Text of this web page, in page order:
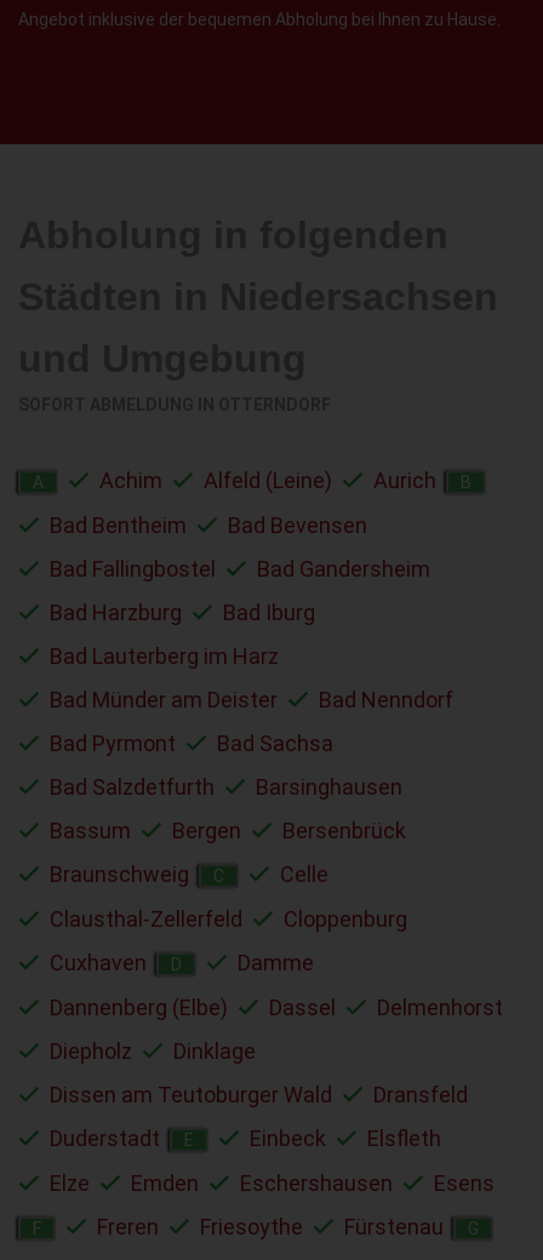
Angebot inklusive der bequemen Abholung bei Ihnen zu Hause.
A Achim Alfeld (Leine) Aurich B
Bad Bentheim
Bad Bevensen
Bad Fallingbostel
Bad Gandersheim
Bad Harzburg
Bad Iburg
Bad Lauterberg im Harz
Bad Münder am Deister
Bad Nenndorf
Bad Pyrmont
Bad Sachsa
Bad Salzdetfurth
Barsinghausen
Bassum
Bergen
Bersenbrück
Braunschweig
C
Celle
Clausthal-Zellerfeld
Cloppenburg
Cuxhaven
D
Damme
Dannenberg (Elbe)
Dassel
Delmenhorst
Diepholz
Dinklage
Dissen am Teutoburger Wald
Dransfeld
Duderstadt
E Einbeck
Elsfleth
Elze
Emden Eschershausen Esens
F Freren Friesoythe Fürstenau G